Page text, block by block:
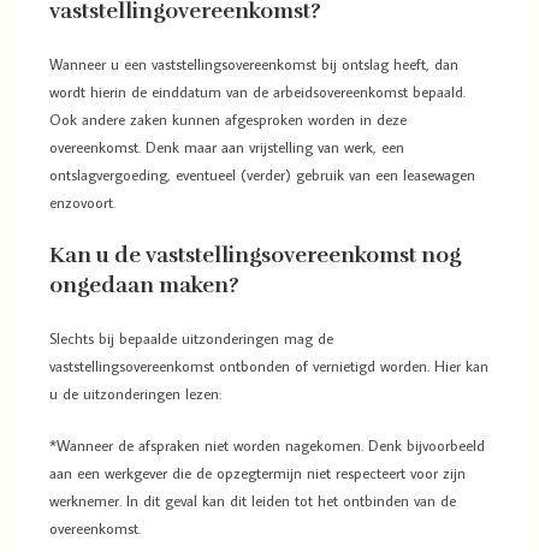
vaststellingovereenkomst?
Wanneer u een vaststellingsovereenkomst bij ontslag heeft, dan
wordt hierin de einddatum van de arbeidsovereenkomst bepaald.
Ook andere zaken kunnen afgesproken worden in deze
overeenkomst. Denk maar aan vrijstelling van werk, een
ontslagvergoeding, eventueel (verder) gebruik van een leasewagen
enzovoort.
Kan u de vaststellingsovereenkomst nog
ongedaan maken?
Slechts bij bepaalde uitzonderingen mag de
vaststellingsovereenkomst ontbonden of vernietigd worden. Hier kan
u de uitzonderingen lezen:
*Wanneer de afspraken niet worden nagekomen. Denk bijvoorbeeld
aan een werkgever die de opzegtermijn niet respecteert voor zijn
werknemer. In dit geval kan dit leiden tot het ontbinden van de
overeenkomst.